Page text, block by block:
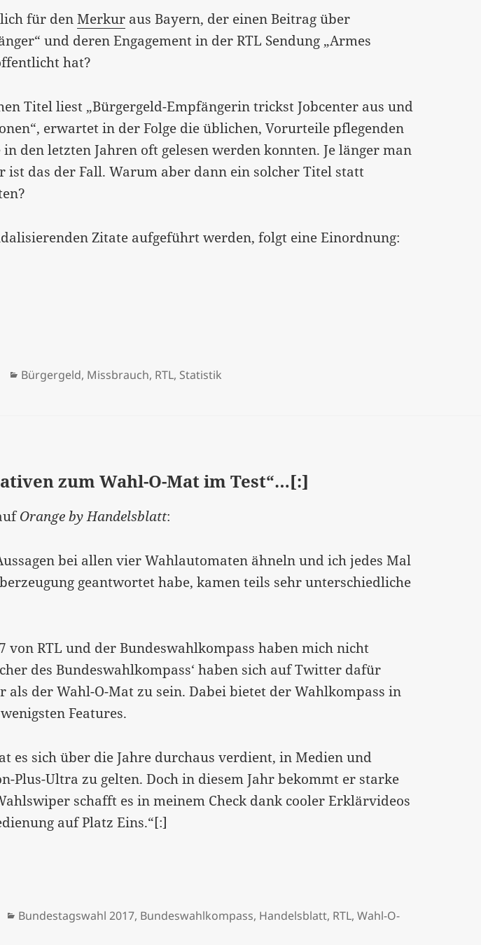
für denMerkur aus Bayern, der einen Beitrag über
und deren Engagement in der RTL Sendung „Armes
hat?
Titel liest „Bürgergeld-Empfängerin trickst Jobcenter aus und
erwartet in der Folge die üblichen, Vorurteile pflegenden
den letzten Jahren oft gelesen werden konnten. Je länger man
ist das der Fall. Warum aber dann ein solcher Titel statt
Zitate aufgeführt werden, folgt eine Einordnung:
Kategorien
Bürgergeld, Missbrauch, RTL, Statistik
zum Wahl-O-Mat im Test“…[:]
Orange by Handelsblatt:
bei allen vier Wahlautomaten ähneln und ich jedes Mal
geantwortet habe, kamen teils sehr unterschiedliche
von RTL und der Bundeswahlkompass haben mich nicht
des Bundeswahlkompass‘ haben sich auf Twitter dafür
als der Wahl-O-Mat zu sein. Dabei bietet der Wahlkompass in
Features.
es sich über die Jahre durchaus verdient, in Medien und
Plus-Ultra zu gelten. Doch in diesem Jahr bekommt er starke
schafft es in meinem Check dank cooler Erklärvideos
auf Platz Eins.“[:]
Kategorien
Bundestagswahl 2017, Bundeswahlkompass, Handelsblatt, RTL,Wahl-O-